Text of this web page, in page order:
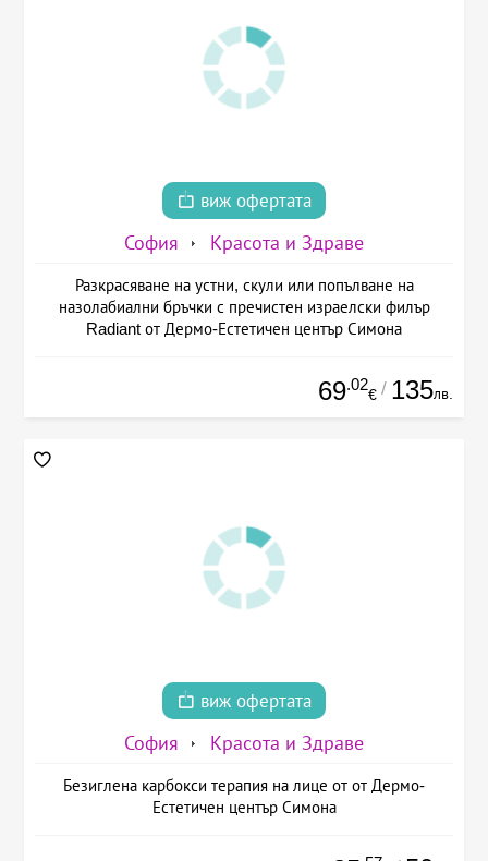
виж офертата
София Красота и Здраве
Разкрасяване на устни, скули или попълване на
назолабиални бръчки с пречистен израелски филър
Radiant от Дермо-Естетичен център Симона
69.02
€ / 135лв.
виж офертата
София Красота и Здраве
Безиглена карбокси терапия на лице от от Дермо-
Естетичен център Симона